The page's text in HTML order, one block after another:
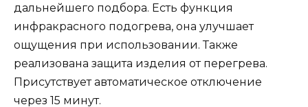
дальнейшего подбора. Есть функция
инфракрасного подогрева, она улучшает
ощущения при использовании. Также
реализована защита изделия от перегрева.
Присутствует автоматическое отключение
через 15 минут.